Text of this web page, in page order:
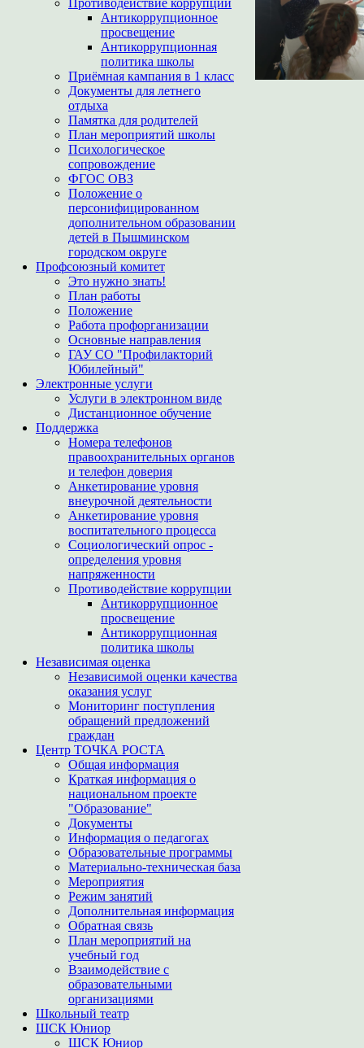
Противодействие коррупции
Антикоррупционное
просвещение
Антикоррупционная
политика школы
Приёмная кампания в 1 класс
Документы для летнего
отдыха
Памятка для родителей
План мероприятий школы
Психологическое
сопровождение
ФГОС ОВЗ
Положение о
персонифицированном
дополнительном образовании
детей в Пышминском
городском округе
Профсоюзный комитет
Это нужно знать!
План работы
Положение
Работа профорганизации
Основные направления
ГАУ СО "Профилакторий
Юбилейный"
Электронные услуги
Услуги в электронном виде
Дистанционное обучение
Поддержка
Номера телефонов
правоохранительных органов
и телефон доверия
Анкетирование уровня
внеурочной деятельности
Анкетирование уровня
воспитательного процесса
Социологический опрос -
определения уровня
напряженности
Противодействие коррупции
Антикоррупционное
просвещение
Антикоррупционная
политика школы
Независимая оценка
Независимой оценки качества
оказания услуг
Мониторинг поступления
обращений предложений
граждан
Центр ТОЧКА РОСТА
Общая информация
Краткая информация о
национальном проекте
"Образование"
Документы
Информация о педагогах
Образовательные программы
Материально-техническая база
Мероприятия
Режим занятий
Дополнительная информация
Обратная связь
План мероприятий на
учебный год
Взаимодействие с
образовательными
организациями
Школьный театр
ШСК Юниор
ШСК Юниор